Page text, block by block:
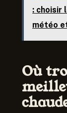
: choisir
météo
Où